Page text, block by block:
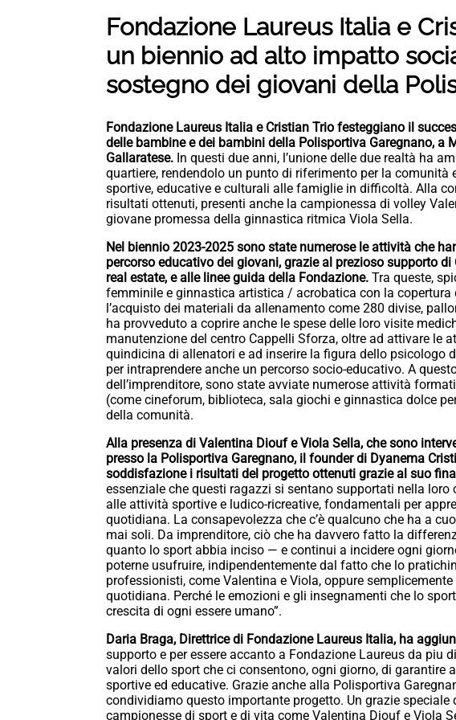
Fondazione Laureus Italia e
un biennio ad alto impatto
sostegno dei giovani della
Fondazione Laureus Italia e Cristian Trio festeggiano il
delle bambine e dei bambini della Polisportiva Garegnano, a
Gallaratese. In questi due anni, l’unione delle due realtà ha
quartiere, rendendolo un punto di riferimento per la
sportive, educative e culturali alle famiglie in difficoltà. Alla
risultati ottenuti, presenti anche la campionessa di volley
giovane promessa della ginnastica ritmica Viola Sella.
Nel biennio 2023-2025 sono state numerose le attività che
percorso educativo dei giovani, grazie al prezioso supporto
real estate, e alle linee guida della Fondazione. Tra queste,
femminile e ginnastica artistica / acrobatica con la copertura
l’acquisto dei materiali da allenamento come 280 divise,
ha provveduto a coprire anche le spese delle loro visite
manutenzione del centro Cappelli Sforza, oltre ad attivare le
quindicina di allenatori e ad inserire la figura dello psicologo
per intraprendere anche un percorso socio-educativo. A
dell’imprenditore, sono state avviate numerose attività
(come cineforum, biblioteca, sala giochi e ginnastica dolce
della comunità.
Alla presenza di Valentina Diouf e Viola Sella, che sono
presso la Polisportiva Garegnano, il founder di Dyanema
soddisfazione i risultati del progetto ottenuti grazie al suo
essenziale che questi ragazzi si sentano supportati nella loro
alle attività sportive e ludico-ricreative, fondamentali per
quotidiana. La consapevolezza che c’è qualcuno che ha a
mai soli. Da imprenditore, ciò che ha davvero fatto la
quanto lo sport abbia inciso — e continui a incidere ogni
poterne usufruire, indipendentemente dal fatto che lo
professionisti, come Valentina e Viola, oppure
quotidiana. Perché le emozioni e gli insegnamenti che lo
crescita di ogni essere umano”.
Daria Braga, Direttrice di Fondazione Laureus Italia, ha
supporto e per essere accanto a Fondazione Laureus da piu
valori dello sport che ci consentono, ogni giorno, di garantire
sportive ed educative. Grazie anche alla Polisportiva
condividiamo questo importante progetto. Un grazie speciale
campionesse di sport e di vita come Valentina Diouf e Viola